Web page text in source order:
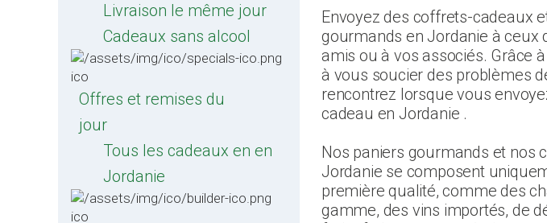
Livraison le même jour
Cadeaux sans alcool
Offres et remises du
jour
Tous les cadeaux en en
Jordanie
Envoyez des coffrets-cadeaux
gourmands en Jordanie à ceux
amis ou à vos associés. Grâce
à vous soucier des problèmes
rencontrez lorsque vous
cadeau en Jordanie .
Nos paniers gourmands et nos
Jordanie se composent
première qualité, comme des
gamme, des vins importés, de